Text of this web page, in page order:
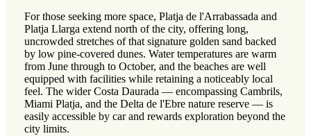
For those seeking more space, Platja de l'Arrabassada and
Platja Llarga extend north of the city, offering long,
uncrowded stretches of that signature golden sand backed
by low pine-covered dunes. Water temperatures are warm
from June through to October, and the beaches are well
equipped with facilities while retaining a noticeably local
feel. The wider Costa Daurada — encompassing Cambrils,
Miami Platja, and the Delta de l'Ebre nature reserve — is
easily accessible by car and rewards exploration beyond the
city limits.